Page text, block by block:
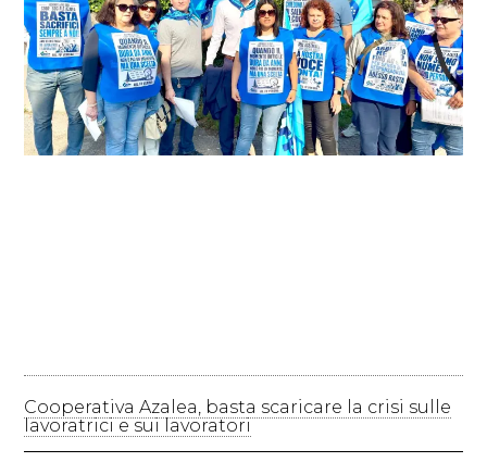
Cooperativa Azalea, basta scaricare la crisi sulle
lavoratrici e sui lavoratori